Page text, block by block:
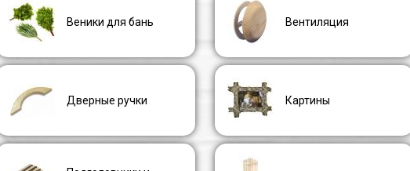
Веники для бань Вентиляция
Дверные ручки Картины